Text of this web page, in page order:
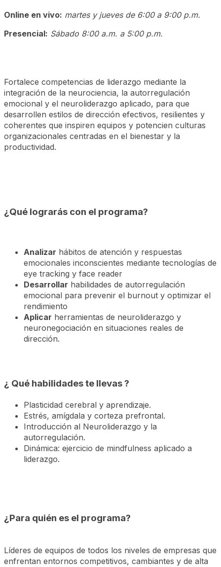
Online en vivo: martes y jueves de 6:00 a 9:00 p.m.
Presencial: Sábado 8:00 a.m. a 5:00 p.m.
Fortalece competencias de liderazgo mediante la
integración de la neurociencia, la autorregulación
emocional y el neuroliderazgo aplicado, para que
desarrollen estilos de dirección efectivos, resilientes y
coherentes que inspiren equipos y potencien culturas
organizacionales centradas en el bienestar y la
productividad.
¿Qué lograrás con el programa?
Analizar hábitos de atención y respuestas
emocionales inconscientes mediante tecnologías de
eye tracking y face reader
Desarrollar habilidades de autorregulación
emocional para prevenir el burnout y optimizar el
rendimiento
Aplicar herramientas de neuroliderazgo y
neuronegociación en situaciones reales de
dirección.
¿ Qué habilidades te llevas ?
Plasticidad cerebral y aprendizaje.
Estrés, amígdala y corteza prefrontal.
Introducción al Neuroliderazgo y la
autorregulación.
Dinámica: ejercicio de mindfulness aplicado a
liderazgo.
¿Para quién es el programa?
Líderes de equipos de todos los niveles de empresas que
enfrentan entornos competitivos, cambiantes y de alta